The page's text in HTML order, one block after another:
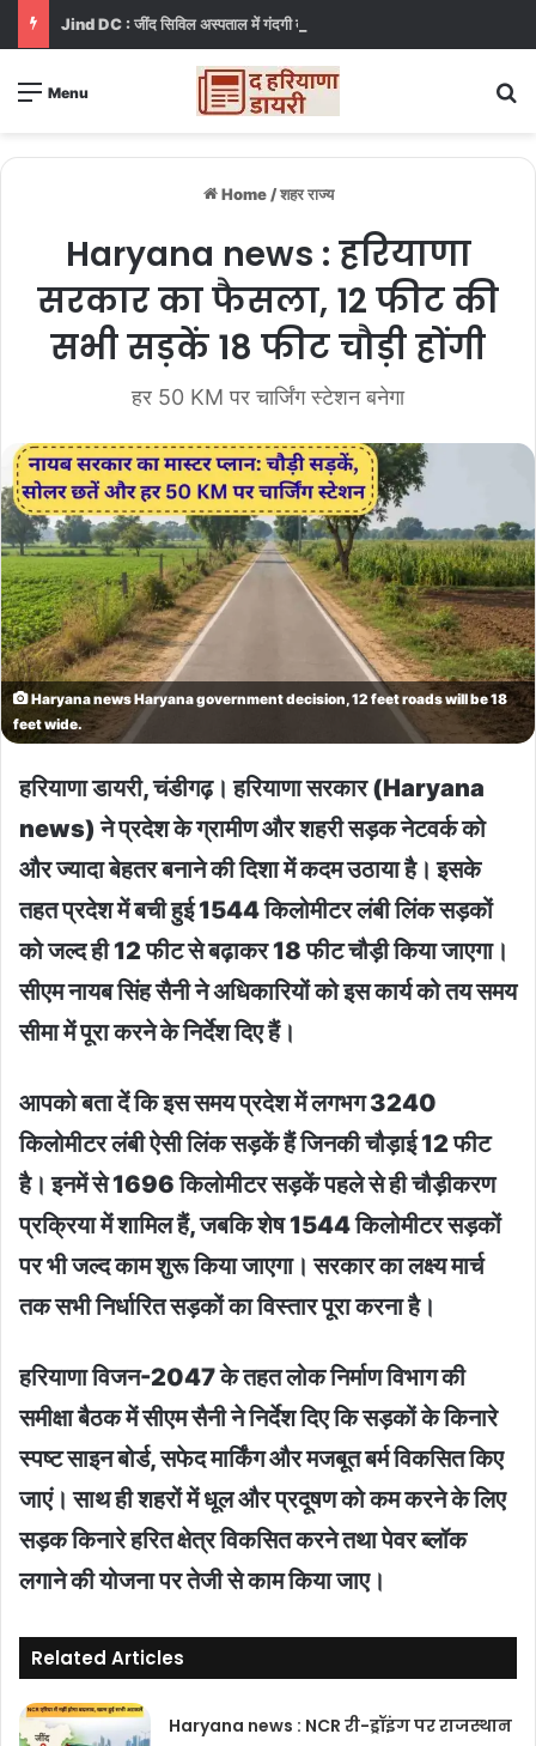
Menu
Home / शहर राज्य
Haryana news : हरियाणा
सरकार का फैसला, 12 फीट की
सभी सड़कें 18 फीट चौड़ी होंगी
हर 50 KM पर चार्जिंग स्टेशन बनेगा
Haryana news Haryana government decision, 12 feet roads will be 18
feet wide.
हरियाणा डायरी, चंडीगढ़। हरियाणा सरकार (Haryana
news) ने प्रदेश के ग्रामीण और शहरी सड़क नेटवर्क को
और ज्यादा बेहतर बनाने की दिशा में कदम उठाया है। इसके
तहत प्रदेश में बची हुई 1544 किलोमीटर लंबी लिंक सड़कों
को जल्द ही 12 फीट से बढ़ाकर 18 फीट चौड़ी किया जाएगा।
सीएम नायब सिंह सैनी ने अधिकारियों को इस कार्य को तय समय
सीमा में पूरा करने के निर्देश दिए हैं।
आपको बता दें कि इस समय प्रदेश में लगभग 3240
किलोमीटर लंबी ऐसी लिंक सड़कें हैं जिनकी चौड़ाई 12 फीट
है। इनमें से 1696 किलोमीटर सड़कें पहले से ही चौड़ीकरण
प्रक्रिया में शामिल हैं, जबकि शेष 1544 किलोमीटर सड़कों
पर भी जल्द काम शुरू किया जाएगा। सरकार का लक्ष्य मार्च
तक सभी निर्धारित सड़कों का विस्तार पूरा करना है।
हरियाणा विजन-2047 के तहत लोक निर्माण विभाग की
समीक्षा बैठक में सीएम सैनी ने निर्देश दिए कि सड़कों के किनारे
स्पष्ट साइन बोर्ड, सफेद मार्किंग और मजबूत बर्म विकसित किए
जाएं। साथ ही शहरों में धूल और प्रदूषण को कम करने के लिए
सड़क किनारे हरित क्षेत्र विकसित करने तथा पेवर ब्लॉक
लगाने की योजना पर तेजी से काम किया जाए।
Related Articles
Haryana news : NCR री-ड्रॉइंग पर राजस्थान